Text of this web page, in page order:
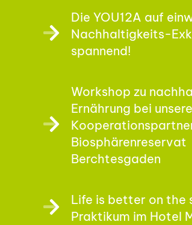
Die YOU12A auf
Nachhaltigkeits-
spannend!
Workshop zu
Ernährung bei
Biosphärenreservat
Berchtesgaden
Life is better on the
Praktikum im Hotel